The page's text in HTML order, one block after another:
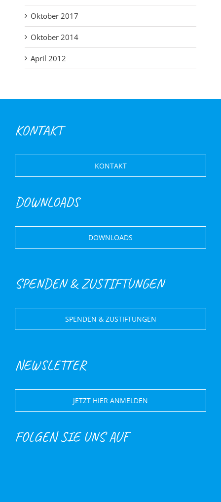
Oktober 2017
Oktober 2014
April 2012
KONTAKT
KONTAKT
DOWNLOADS
DOWNLOADS
SPENDEN & ZUSTIFTUNGEN
SPENDEN & ZUSTIFTUNGEN
NEWSLETTER
JETZT HIER ANMELDEN
FOLGEN SIE UNS AUF